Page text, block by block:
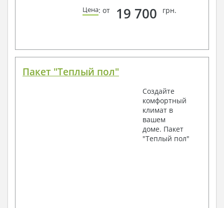
Цена: от 19 700 грн.
Пакет "Теплый пол"
Создайте
комфортный
климат в
вашем
доме. Пакет
"Теплый пол"